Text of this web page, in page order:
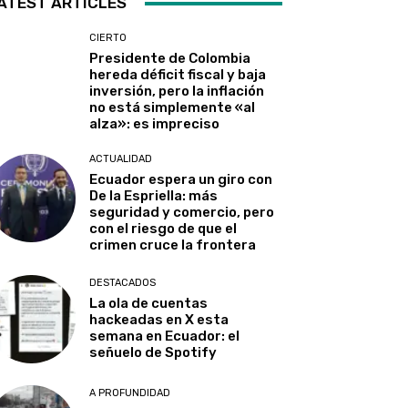
CIERTO
Presidente de Colombia
hereda déficit fiscal y baja
inversión, pero la inflación
no está simplemente «al
alza»: es impreciso
ACTUALIDAD
Ecuador espera un giro con
De la Espriella: más
seguridad y comercio, pero
con el riesgo de que el
crimen cruce la frontera
DESTACADOS
La ola de cuentas
hackeadas en X esta
semana en Ecuador: el
señuelo de Spotify
A PROFUNDIDAD